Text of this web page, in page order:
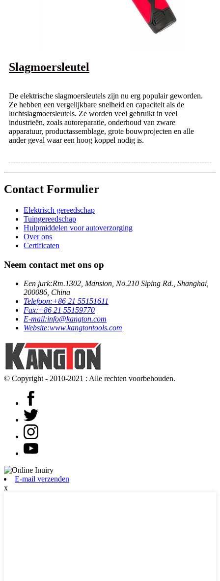
Slagmoersleutel
De elektrische slagmoersleutels zijn nu erg populair geworden.
Ze hebben een vergelijkbare snelheid en capaciteit als de
luchtslagmoersleutels. Ze worden veel gebruikt in veel
industrieën, zoals autoreparatie, onderhoud van zware
apparatuur, productassemblage, grote bouwprojecten en alle
ander geval waar een hoog koppel nodig is.
Contact Formulier
Elektrisch gereedschap
Tuingereedschap
Hulpmiddelen voor autoverzorging
Over ons
Certificaten
Neem contact met ons op
Een jurk:Rm.1302, Mansion, No.210 Siping Rd., Shanghai,
200086, China
Telefoon:+86 21 55151611
Fax:+86 21 55159770
E-mail:info@kangton.com
Website:www.kangtontools.com
© Copyright - 2010-2021 : Alle rechten voorbehouden.
E-mail verzenden
x